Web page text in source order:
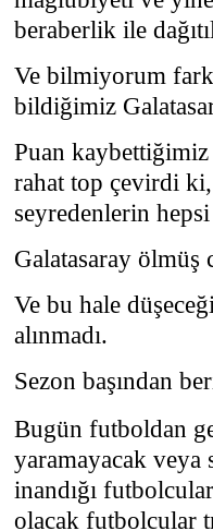
beraberlik ile
Ve bilmiyorum
bildiğimiz
Puan kaybettiğimiz
rahat top çevirdi
seyredenlerin hepsi
Galatasaray ölmüş
Ve bu hale
alınmadı.
Sezon başından
Bugün futboldan
yaramayacak veya
inandığı
olacak futbolcular